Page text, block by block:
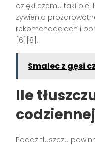
dzięki czemu taki olej
żywienia
rekomendacjach i
[6][8].
Smalec z gęsi
Ile
Podaż tłuszczu